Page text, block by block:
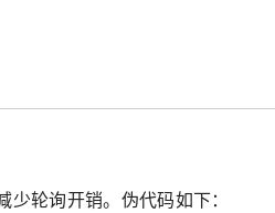
轮询开销。伪代码如下：